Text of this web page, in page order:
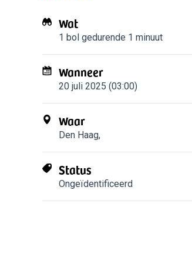
Wat
1 bol gedurende 1 minuut
Wanneer
20 juli 2025 (03:00)
Waar
Den Haag,
Status
Ongeïdentificeerd